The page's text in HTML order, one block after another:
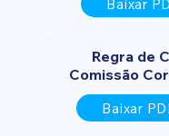
Baixar
Regra de
Comissão
Baixar